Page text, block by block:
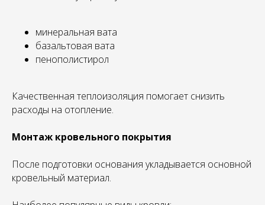
минеральная вата
базальтовая вата
пенополистирол
Качественная теплоизоляция помогает снизить
расходы на отопление.
Монтаж кровельного покрытия
После подготовки основания укладывается основной
кровельный материал.